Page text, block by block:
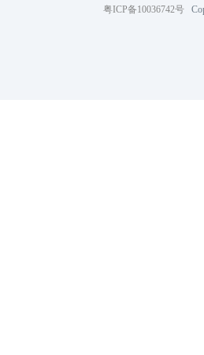
粤ICP备10036742号